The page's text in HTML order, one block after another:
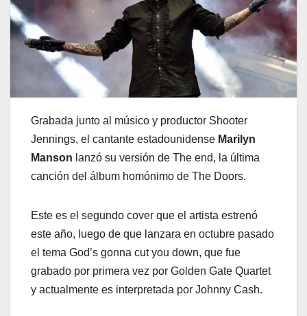
Grabada junto al músico y productor Shooter
Jennings, el cantante estadounidense Marilyn
Manson lanzó su versión de The end, la última
canción del álbum homónimo de The Doors.
Este es el segundo cover que el artista estrenó
este año, luego de que lanzara en octubre pasado
el tema God’s gonna cut you down, que fue
grabado por primera vez por Golden Gate Quartet
y actualmente es interpretada por Johnny Cash.